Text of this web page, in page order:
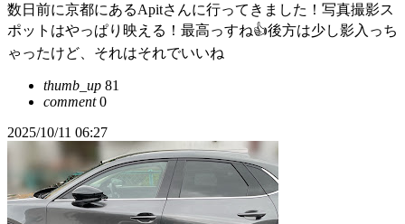
数日前に京都にあるApitさんに行ってきました！写真撮影ス
ポットはやっぱり映える！最高っすね👍後方は少し影入っち
ゃったけど、それはそれでいいね
thumb_up 81
comment0
2025/10/11 06:27